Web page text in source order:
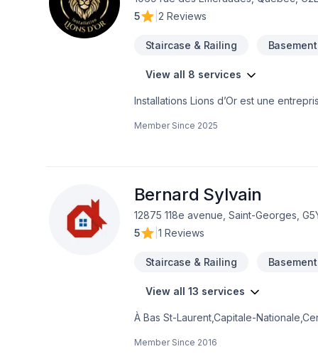
5
2 Reviews
Staircase & Railing
View all 8 services
Installations Lions d’Or est une
offrons des solutions durables et
Member Since 2025
Bernard Sylvain
12875 118e avenue, Saint-Georges,
5
1 Reviews
Staircase & Railing
View all 13 services
À Bas St-Laurent,Capitale-
Margelle, Meubles, Plancher, Portes
Member Since 2016